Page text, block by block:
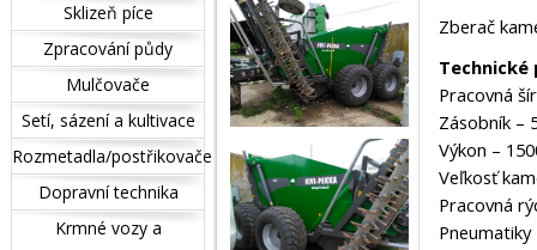
Zberač
Pracovná
Zásobník –
Výkon –
Veľkosť
Pracovná
Pneumatiky
Sklizeň píce
Zpracování půdy
Mulčovače
Setí, sázení a kultivace
Rozmetadla/postřikovače
Dopravní technika
Krmné vozy a